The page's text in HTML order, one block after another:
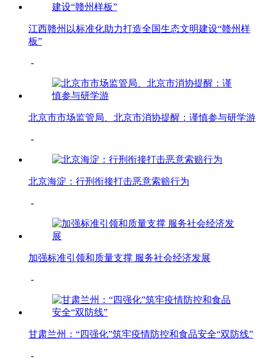
江西赣州以标准化助力打造全国生态文明建设“赣州样
板”
-
北京市市场监管局、北京市消协提醒：谨慎参与研学游
-
北京海淀：行刑衔接打击恶意索赔行为
-
加强标准引领和质量支撑 服务社会经济发展
-
甘肃兰州：“四强化”筑牢疫情防控和食品安全“双防线”
-